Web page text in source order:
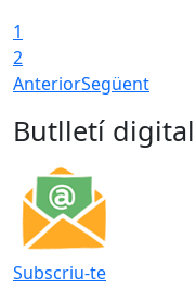
1
2
AnteriorSegüent
Butlletí digital
Subscriu-te